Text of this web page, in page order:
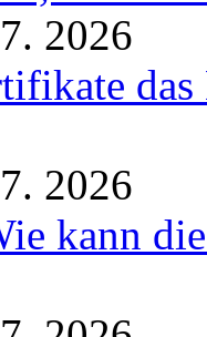
2026
2026
kann